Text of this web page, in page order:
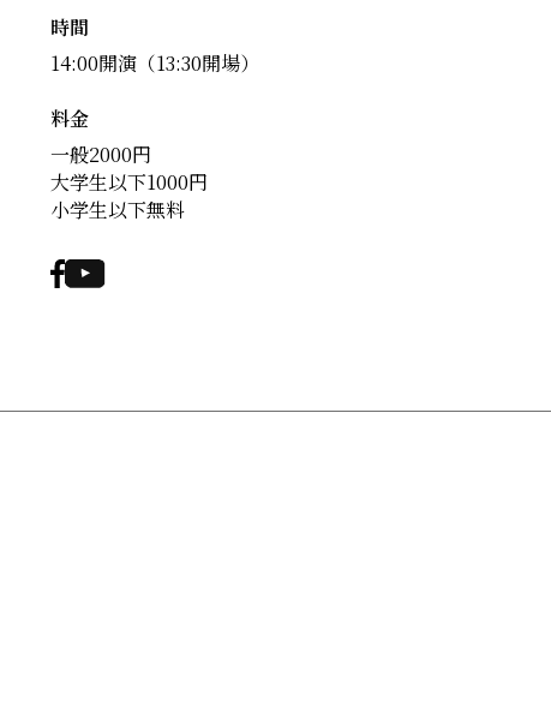
時間
14:00開演（13:30開場）
料金
一般2000円
大学生以下1000円
小学生以下無料